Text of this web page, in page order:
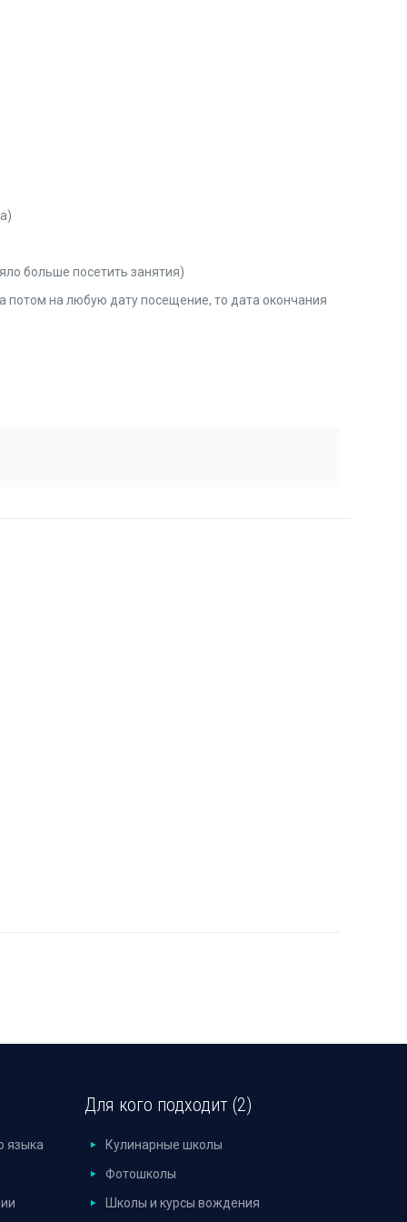
больше посетить занятия)
потом на любую дату посещение, то дата окончания
языка
Для кого подходит (2)
Кулинарные школы
Фотошколы
Школы и курсы вождения